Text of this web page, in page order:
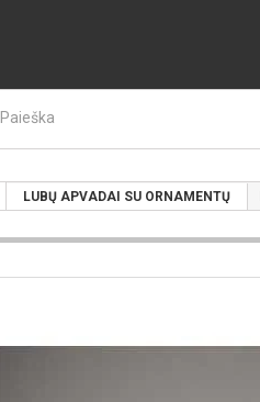
LUBŲ APVADAI SU ORNAMENTŲ